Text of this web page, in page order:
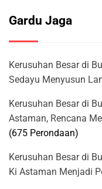
Gardu Jaga
Kerusuhan Besar di
Sedayu Menyusun
Kerusuhan Besar di
Astaman, Rencana
(675 Perondaan)
Kerusuhan Besar di
Ki Astaman Menjadi